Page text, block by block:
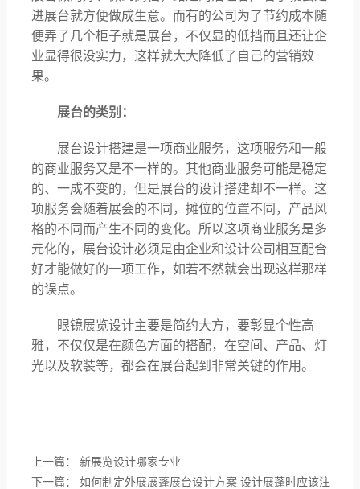
进展台就方便做成生意。而有的公司为了节约成本随
便弄了几个柜子就是展台，不仅显的低挡而且还让企
业显得很没实力，这样就大大降低了自己的营销效
果。
展台的类别：
展台设计搭建是一项商业服务，这项服务和一般
的商业服务又是不一样的。其他商业服务可能是稳定
的、一成不变的，但是展台的设计搭建却不一样。这
项服务会随着展会的不同，摊位的位置不同，产品风
格的不同而产生不同的变化。所以这项商业服务是多
元化的，展台设计必须是由企业和设计公司相互配合
好才能做好的一项工作，如若不然就会出现这样那样
的误点。
眼镜展览设计主要是简约大方，要彰显个性高
雅，不仅仅是在颜色方面的搭配，在空间、产品、灯
光以及软装等，都会在展台起到非常关键的作用。
上一篇： 新展览设计哪家专业
下一篇： 如何制定外展展蓬展台设计方案 设计展蓬时应该注